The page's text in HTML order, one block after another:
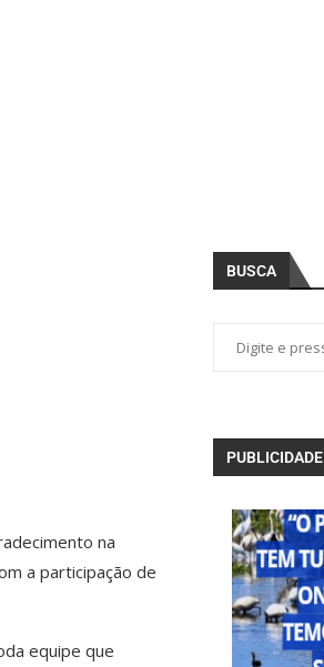
na
a participação de
equipe que
BUSCA
PUBLICIDADE